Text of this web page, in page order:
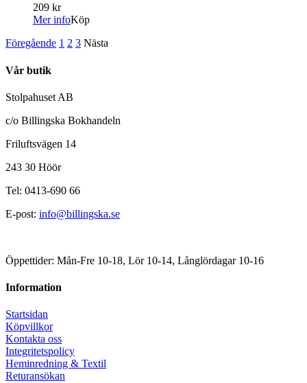
209 kr
Mer infoKöp
Föregående 1 2 3 Nästa
Vår butik
Stolpahuset AB
c/o Billingska Bokhandeln
Friluftsvägen 14
243 30 Höör
Tel: 0413-690 66
E-post: info@billingska.se
Öppettider: Mån-Fre 10-18, Lör 10-14, Långlördagar 10-16
Information
Startsidan
Köpvillkor
Kontakta oss
Integritetspolicy
Heminredning & Textil
Returansökan